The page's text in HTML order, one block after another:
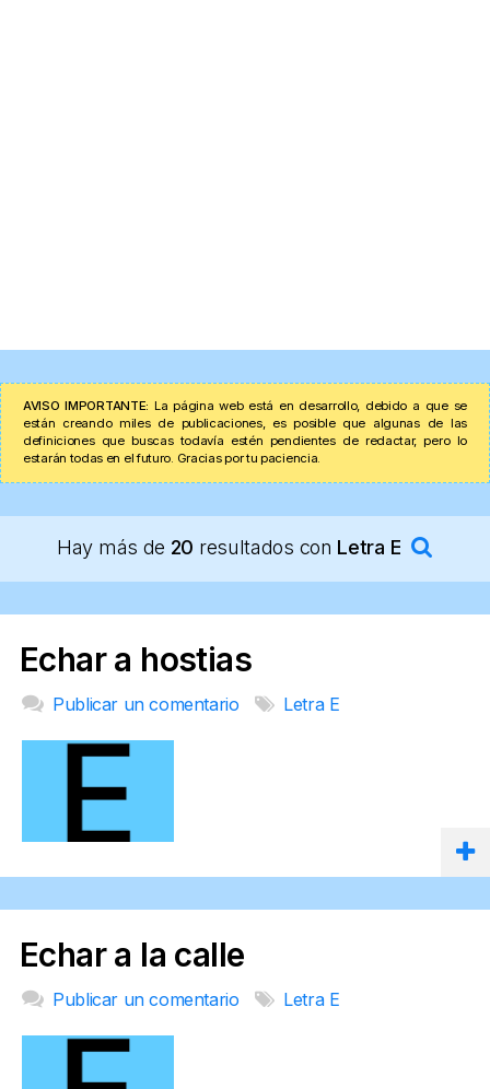
AVISO IMPORTANTE: La página web está en desarrollo, debido a que se
están creando miles de publicaciones, es posible que algunas de las
definiciones que buscas todavía estén pendientes de redactar, pero lo
estarán todas en el futuro. Gracias por tu paciencia.
Hay más de 20 resultados con Letra E
Echar a hostias
Publicar un comentario Letra E
Echar a la calle
Publicar un comentario Letra E